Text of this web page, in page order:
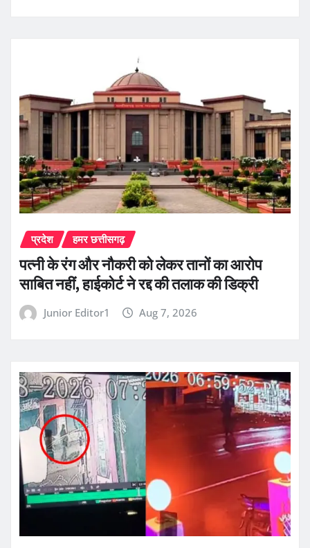
प्रदेश हमर छत्तीसगढ़
पत्नी के रंग और नौकरी को लेकर तानों का आरोप
साबित नहीं, हाईकोर्ट ने रद्द की तलाक की डिक्री
Junior Editor1 Aug 7, 2026